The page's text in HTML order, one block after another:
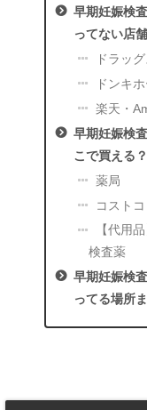
早期妊娠検
ってない店
ドラッ
ドンキ
楽天・
早期妊娠検
こで買える
薬局
コストコ
【代用
検査薬
早期妊娠検
ってる場所